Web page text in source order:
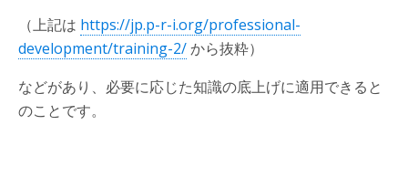
（上記は https://jp.p-r-i.org/professional-
development/training-2/から抜粋）
などがあり、必要に応じた知識の底上げに適用できると
のことです。